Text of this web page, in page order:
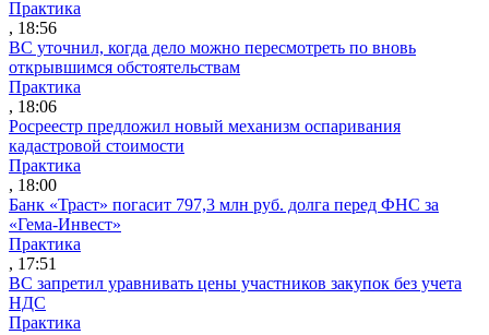
Практика
, 18:56
ВС уточнил, когда дело можно пересмотреть по вновь
открывшимся обстоятельствам
Практика
, 18:06
Росреестр предложил новый механизм оспаривания
кадастровой стоимости
Практика
, 18:00
Банк «Траст» погасит 797,3 млн руб. долга перед ФНС за
«Гема-Инвест»
Практика
, 17:51
ВС запретил уравнивать цены участников закупок без учета
НДС
Практика